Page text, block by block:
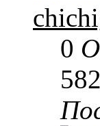
0
582